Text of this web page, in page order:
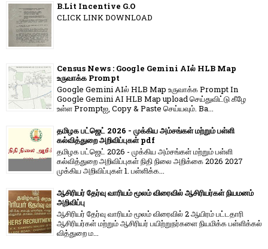
B.Lit Incentive G.O
CLICK LINK DOWNLOAD
Census News : Google Gemini AIல் HLB Map
உருவாக்க Prompt
Google Gemini AIல் HLB Map உருவாக்க Prompt In
Google Gemini AI HLB Map upload செய்துவிட்டு கீழே
உள்ள Promptஐ, Copy & Paste செய்யவும். Ba...
தமிழக பட்ஜெட் 2026 - முக்கிய அம்சங்கள் மற்றும் பள்ளி
கல்வித்துறை அறிவிப்புகள் pdf
தமிழக பட்ஜெட் 2026 - முக்கிய அம்சங்கள் மற்றும் பள்ளி
கல்வித்துறை அறிவிப்புகள் நிதி நிலை அறிக்கை 2026 2027
முக்கிய அறிவிப்புகள் 1. பள்ளிக்க...
ஆசிரியர் தேர்வு வாரியம் மூலம் விரைவில் ஆசிரியர்கள் நியமனம்
அறிவிப்பு
ஆசிரியர் தேர்வு வாரி​யம் மூலம் விரை​வில் 2 ஆயிரம் பட்​ட​தாரி
ஆசிரியர்​கள் மற்​றும் ஆசிரியர் பயிற்றுநர்​களை நியமிக்க பள்​ளிக்​கல்​
வித்​துறை ம...